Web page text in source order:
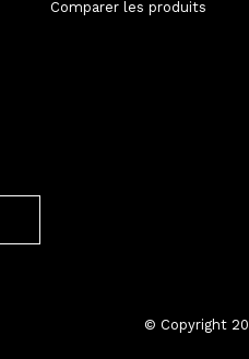
Comparer les produits
© Copyright